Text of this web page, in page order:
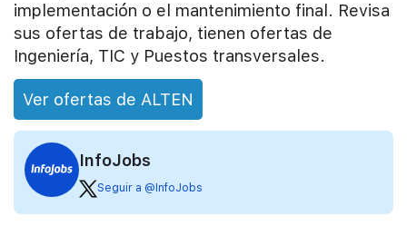
implementación o el mantenimiento final. Revisa
sus ofertas de trabajo, tienen ofertas de
Ingeniería, TIC y Puestos transversales.
Ver ofertas de ALTEN
InfoJobs
Seguir a @InfoJobs